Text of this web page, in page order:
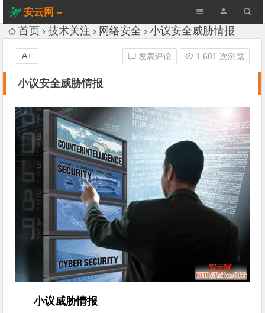
安云网 –
AnYun.ORG
首页 技术关注 网络安全 小议安全威胁情报
小议安全威胁情报
发表评论 1,601 次浏览
A+
小议威胁情报